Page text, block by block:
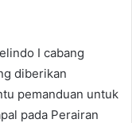
I cabang
diberikan
pemanduan untuk
pada Perairan